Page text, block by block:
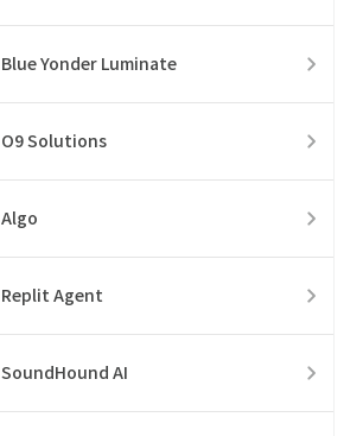
Blue Yonder Luminate
O9 Solutions
Algo
Replit Agent
SoundHound AI